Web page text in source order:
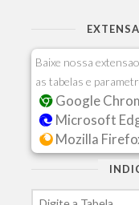
Baixe nossa
as tabelas e
Google
Microsoft
Mozilla